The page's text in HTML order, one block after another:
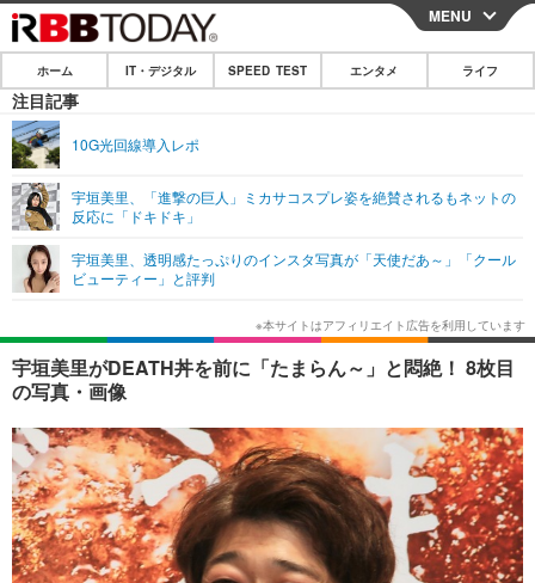
CLOSE
ホーム
IT・デジタル
ネタ
ショッピング その他
SPEED TEST
エンタメ
エンタメTOP
韓国・芸能
音楽 スポーツ
ショッピング その他
ライフ
ライフTOP グルメ
ペット ショッピング
その他
リリース一覧
プッシュ通知の停止方法
MENU
ホーム IT・デジタル SPEED TEST エンタメ ライフ
注目記事
10G光回線導入レポ
宇垣美里、「進撃の巨人」ミカサコスプレ姿を絶賛されるもネットの
反応に「ドキドキ」
宇垣美里、透明感たっぷりのインスタ写真が「天使だあ～」「クール
ビューティー」と評判
宇垣美里がDEATH丼を前に「たまらん～」と悶絶！ 8枚目
の写真・画像